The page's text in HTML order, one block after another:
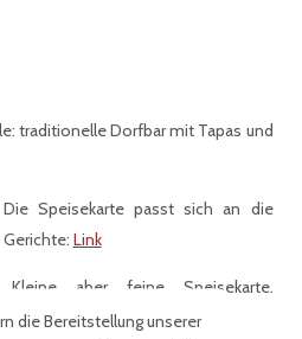
traditionelle Dorfbar mit Tapas und
Speisekarte passt sich an die
Link
aber feine Speisekarte.
Freundlichkeit!:Link
die Bereitstellung unserer